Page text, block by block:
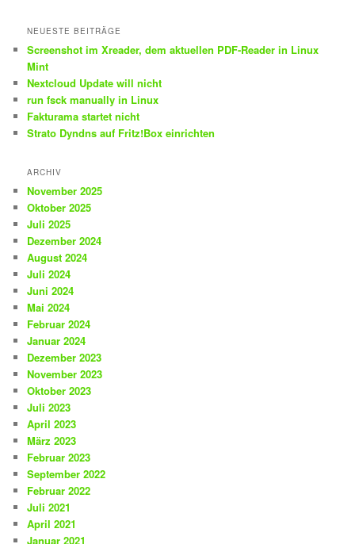
NEUESTE BEITRÄGE
Screenshot im Xreader, dem aktuellen PDF-Reader in Linux
Mint
Nextcloud Update will nicht
run fsck manually in Linux
Fakturama startet nicht
Strato Dyndns auf Fritz!Box einrichten
ARCHIV
November 2025
Oktober 2025
Juli 2025
Dezember 2024
August 2024
Juli 2024
Juni 2024
Mai 2024
Februar 2024
Januar 2024
Dezember 2023
November 2023
Oktober 2023
Juli 2023
April 2023
März 2023
Februar 2023
September 2022
Februar 2022
Juli 2021
April 2021
Januar 2021